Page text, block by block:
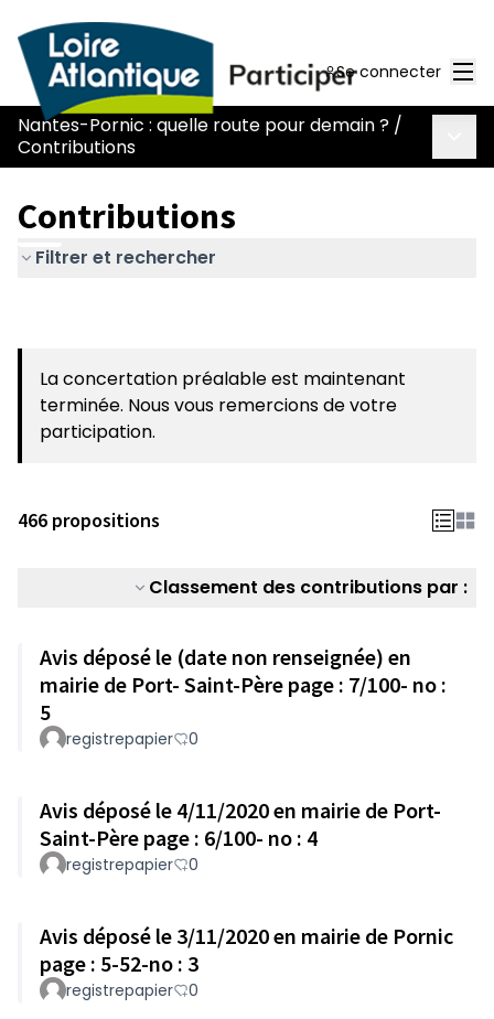
Se connecter
Nantes-Pornic : quelle route pour demain ? /
Contributions
Contributions
Filtrer et rechercher
La concertation préalable est maintenant
terminée. Nous vous remercions de votre
participation.
466 propositions
Classement des contributions par :
Avis déposé le (date non renseignée) en
mairie de Port- Saint-Père page : 7/100- no :
5
registrepapier 0
Avis déposé le 4/11/2020 en mairie de Port-
Saint-Père page : 6/100- no : 4
registrepapier 0
Avis déposé le 3/11/2020 en mairie de Pornic
page : 5-52-no : 3
registrepapier 0